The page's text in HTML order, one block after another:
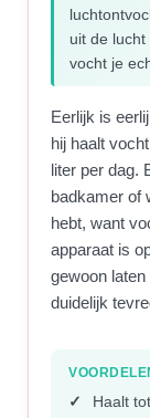
uit de
vocht je
Eerlijk is
hij haalt
liter per dag.
badkamer of
hebt, want
apparaat is
gewoon
duidelijk
Haalt